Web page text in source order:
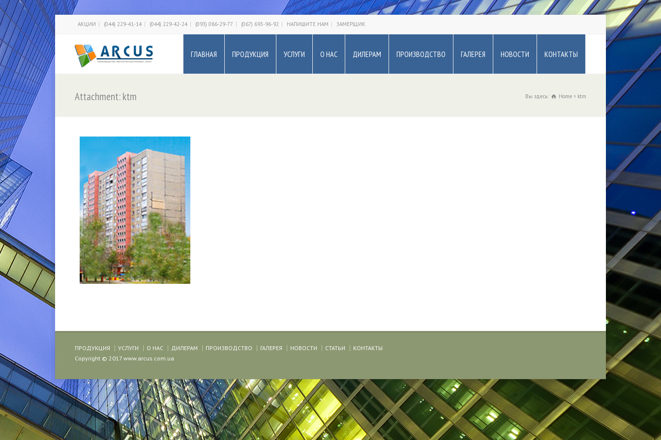
АКЦИИ (044) 229-41-14 (044) 229-42-24 (093) 086-29-77 (067) 693-96-92 НАПИШИТЕ НАМ ЗАМЕРЩИК
ГЛАВНАЯ ПРОДУКЦИЯ УСЛУГИ О НАС ДИЛЕРАМ ПРОИЗВОДСТВО ГАЛЕРЕЯ НОВОСТИ КОНТАКТЫ
Attachment: ktm Вы здесь: Home ktm
ПРОДУКЦИЯ УСЛУГИ О НАС ДИЛЕРАМ ПРОИЗВОДСТВО ГАЛЕРЕЯ НОВОСТИ СТАТЬИ
КОНТАКТЫ
Copyright © 2017 www.arcus.com.ua